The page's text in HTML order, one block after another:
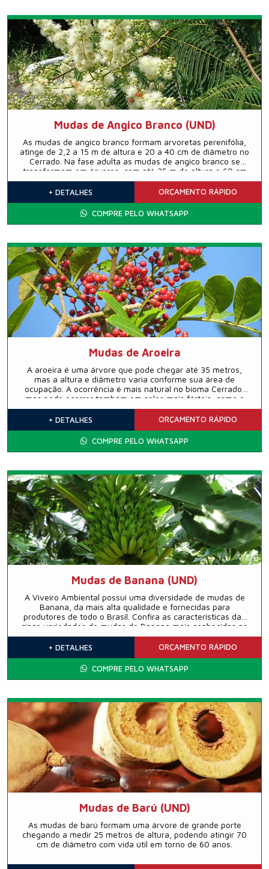
Mudas de Angico Branco (UND)
As mudas de angico branco formam arvoretas perenifólia,
atinge de 2,2 a 15 m de altura e 20 a 40 cm de diâmetro no
Cerrado. Na fase adulta as mudas de angico branco se
transformam em árvores, com até 25 m de altura e 60 cm
de diâmetro, na Floresta Estacional Semidecidual, no
noroeste do Paraná.
+ DETALHES ORÇAMENTO RÁPIDO
COMPRE PELO WHATSAPP
Mudas de Aroeira
A aroeira é uma árvore que pode chegar até 35 metros,
mas a altura e diâmetro varia conforme sua área de
ocupação. A ocorrência é mais natural no bioma Cerrado,
mas pode ocorrer também em solos mais férteis, como o
da Floresta Atlântica.
+ DETALHES ORÇAMENTO RÁPIDO
COMPRE PELO WHATSAPP
Mudas de Banana (UND)
A Viveiro Ambiental possui uma diversidade de mudas de
Banana, da mais alta qualidade e fornecidas para
produtores de todo o Brasil. Confira as características das
cinco variedades de mudas de Banana mais conhecidas no
país e as vantages de cultivo dessa fruta versátil e nativa.
+ DETALHES ORÇAMENTO RÁPIDO
COMPRE PELO WHATSAPP
Mudas de Barú (UND)
As mudas de barú formam uma árvore de grande porte
chegando a medir 25 metros de altura, podendo atingir 70
cm de diâmetro com vida útil em torno de 60 anos.